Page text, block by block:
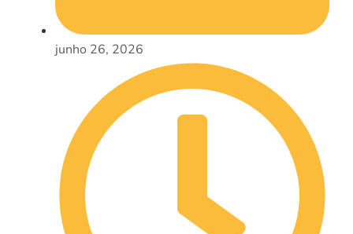
junho 26, 2026